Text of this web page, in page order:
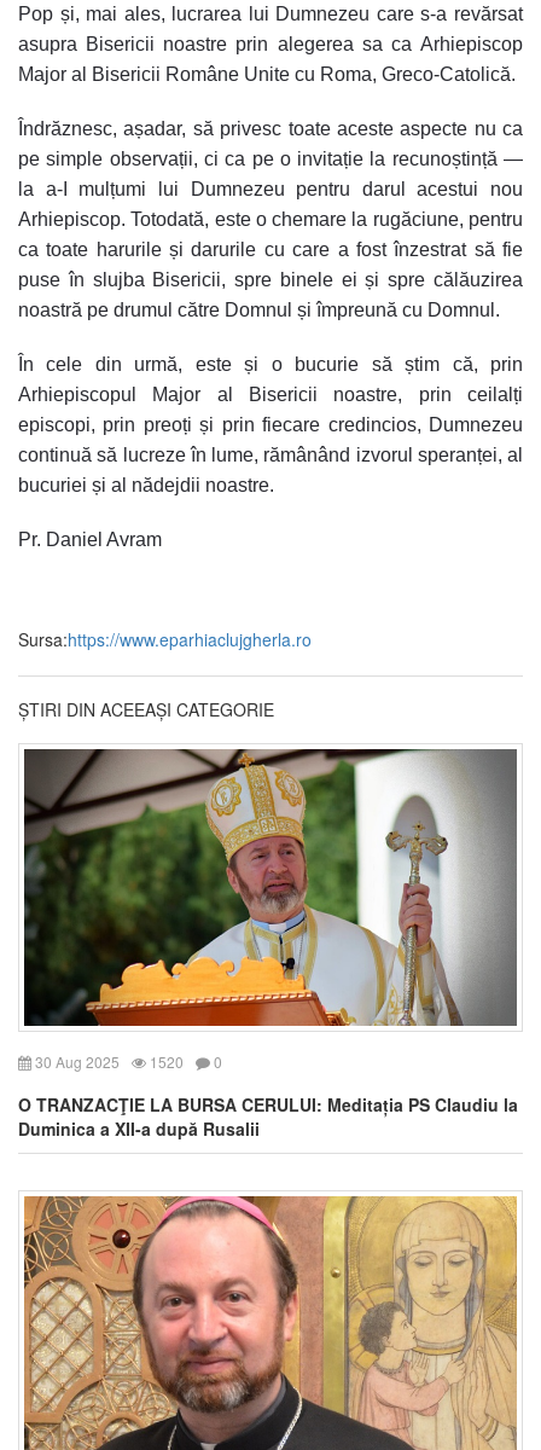
Pop și, mai ales, lucrarea lui Dumnezeu care s-a revărsat
asupra Bisericii noastre prin alegerea sa ca Arhiepiscop
Major al Bisericii Române Unite cu Roma, Greco-Catolică.
Îndrăznesc, așadar, să privesc toate aceste aspecte nu ca
pe simple observații, ci ca pe o invitație la recunoștință —
la a-I mulțumi lui Dumnezeu pentru darul acestui nou
Arhiepiscop. Totodată, este o chemare la rugăciune, pentru
ca toate harurile și darurile cu care a fost înzestrat să fie
puse în slujba Bisericii, spre binele ei și spre călăuzirea
noastră pe drumul către Domnul și împreună cu Domnul .
În cele din urmă, este și o bucurie să știm că, prin
Arhiepiscopul Major al Bisericii noastre, prin ceilalți
episcopi, prin preoți și prin fiecare credincios, Dumnezeu
continuă să lucreze în lume, rămânând izvorul speranței, al
bucuriei și al nădejdii noastre.
Pr. Daniel Avram
Sursa:https://www.eparhiaclujgherla.ro
ȘTIRI DIN ACEEAȘI CATEGORIE
30 Aug 2025 1520 0
O TRANZACŢIE LA BURSA CERULUI: Meditația PS Claudiu la
Duminica a XII-a după Rusalii